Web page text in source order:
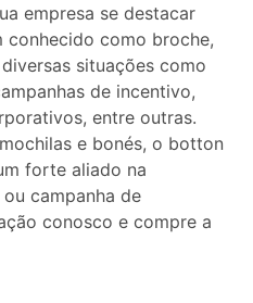
empresa se destacar
conhecido como broche,
situações como
de incentivo,
entre outras.
e bonés, o botton
forte aliado na
campanha de
conosco e compre a